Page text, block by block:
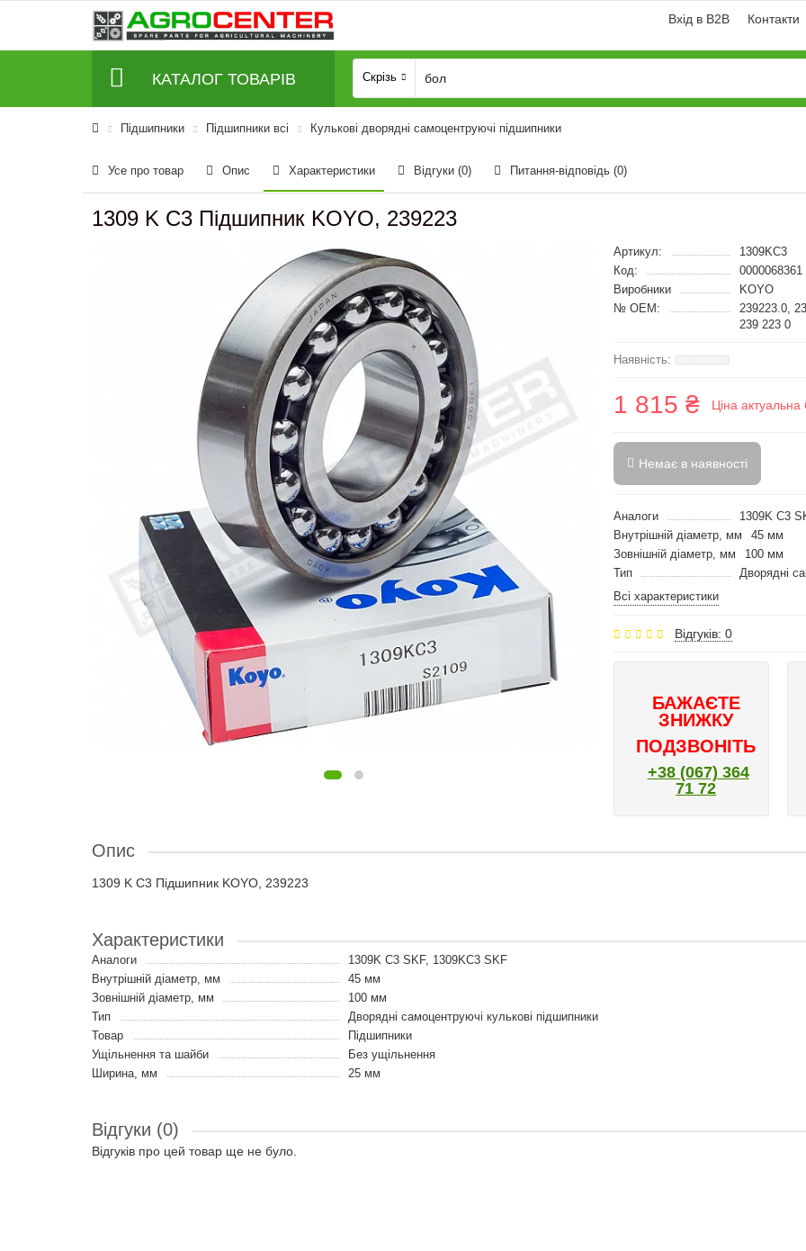
Вхід в B2B Контакти
КАТАЛОГ ТОВАРІВ Скрізь
Підшипники Підшипники всі Кулькові дворядні самоцентруючі підшипники
Усе про товар Опис Характеристики Відгуки (0) Питання-відповідь (0)
1309 K C3 Підшипник KOYO, 239223
Артикул:
1309KC3
Код:
0000068361
Виробники
KOYO
№ OEM:
239223.0,
239 223 0
1 815 ₴ Ціна актуальна
Немає в наявності
Аналоги
1309K C3
Внутрішній діаметр, мм
45 мм
Зовнішній діаметр, мм
100 мм
Тип
Дворядні
Всі характеристики
Відгуків: 0
БАЖАЄТЕ
ЗНИЖКУ
ПОДЗВОНІТЬ
+38 (067) 364
71 72
Опис
1309 K C3 Підшипник KOYO, 239223
Характеристики
Аналоги
1309K C3 SKF, 1309KC3 SKF
Внутрішній діаметр, мм
45 мм
Зовнішній діаметр, мм
100 мм
Тип
Дворядні самоцентруючі кулькові підшипники
Товар
Підшипники
Ущільнення та шайби
Без ущільнення
Ширина, мм
25 мм
Відгуки (0)
Відгуків про цей товар ще не було.